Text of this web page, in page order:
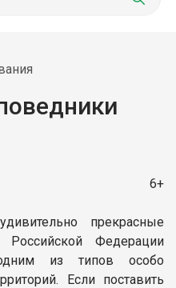
6+
прекрасные
Российской Федерации
из типов особо
Если поставить